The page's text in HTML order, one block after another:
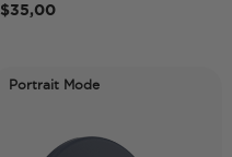
$35,00
Portrait Mode